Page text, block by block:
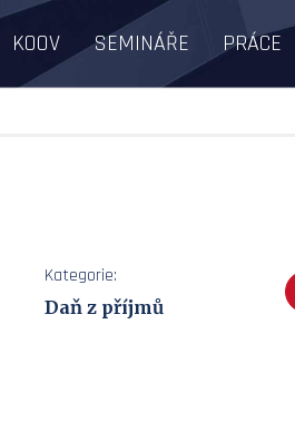
KOOV SEMINÁŘE PRÁCE
Kategorie:
Daň z příjmů